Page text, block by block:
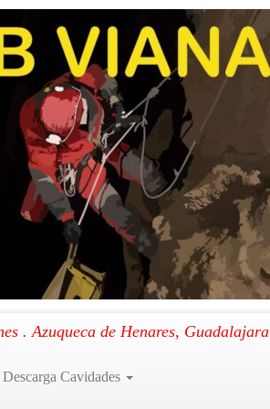
. Azuqueca de Henares, Guadalajara
Descarga Cavidades